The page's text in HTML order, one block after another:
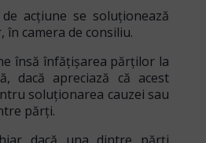
acțiune se soluționează
, în camera de consiliu.
însă înfățișarea părților la
, dacă apreciază că acest
soluționarea cauzei sau
părți.